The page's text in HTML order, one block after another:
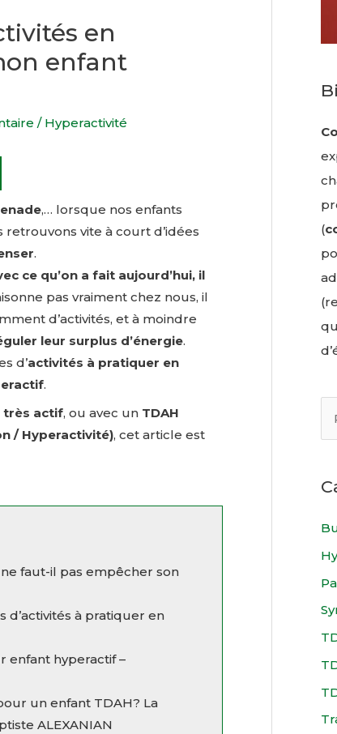
en
enfant
/ Hyperactivité
,… lorsque nos enfants
vite à court d’idées
.
ce qu’on a fait aujourd’hui, il
pas vraiment chez nous, il
d’activités, et à moindre
leur surplus d’énergie.
d’activités à pratiquer en
.
très actif, ou avec un TDAH
/ Hyperactivité), cet article est
faut-il pas empêcher son
d’activités à pratiquer en
enfant hyperactif –
un enfant TDAH? La
ALEXANIAN
(
h
r
c
h
e